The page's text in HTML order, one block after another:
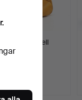
Prada, modell
Fibbi", It…